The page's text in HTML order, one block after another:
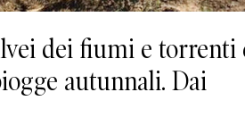
dei fiumi e torrenti
autunnali. Dai